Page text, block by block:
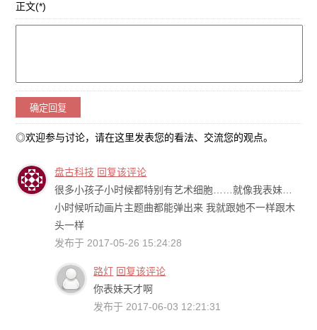
正文(*)
◎欢迎参与讨论，请在这里发表您的看法、交流您的观点。
盘古科技 回复该评论
很多小孩子小时候都特别有艺术细胞……就像我表妹…
小时候听动画片主题曲都能弹出来 我就跟她不一样跟木
头一样
发布于 2017-05-26 15:24:28
路灯 回复该评论
你表妹天才啊
发布于 2017-06-03 12:21:31